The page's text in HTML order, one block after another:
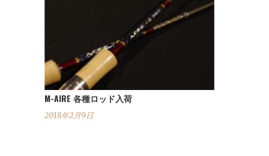
M-AIRE 各種ロッド入荷
2018年2月9日